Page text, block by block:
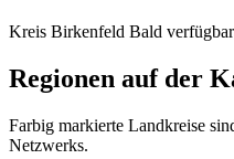
Kreis Birkenfeld Bald verfügbar
Regionen auf der
Farbig markierte Landkreise
Netzwerks.